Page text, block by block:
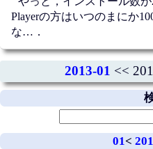
Playerの方はいつのまにか
な…．
2013-01 <<
01<